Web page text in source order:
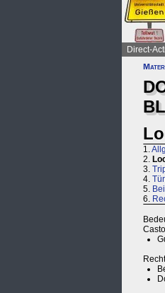
Direct-
1.
2.
3.
4.
5.
6.